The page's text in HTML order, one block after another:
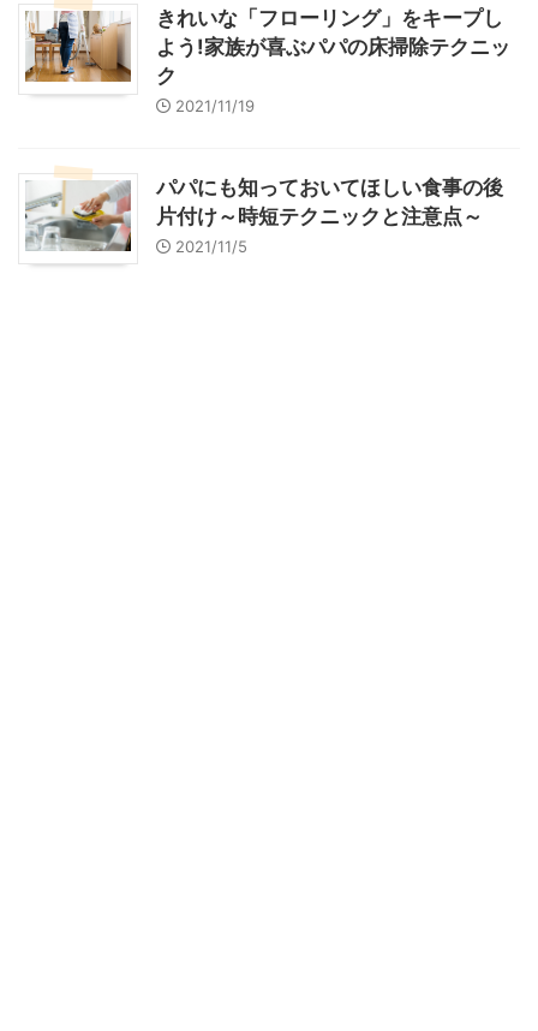
きれいな「フローリング」をキープし
よう!家族が喜ぶパパの床掃除テクニッ
ク
2021/11/19
パパにも知っておいてほしい食事の後
片付け～時短テクニックと注意点～
2021/11/5